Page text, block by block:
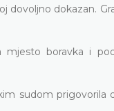
dokazan.
boravka i
sudom prigovorila